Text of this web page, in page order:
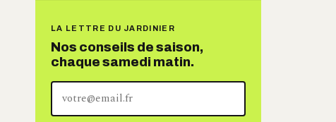
LA LETTRE DU JARDINIER
Nos conseils de saison,
chaque samedi matin.
adresse